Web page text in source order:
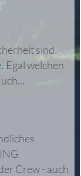
sind
Egal welchen
Crew - auch